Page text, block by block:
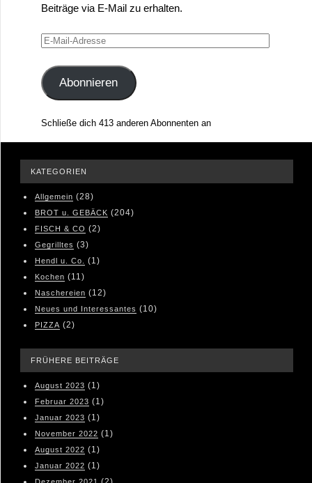
Beiträge via E-Mail zu erhalten.
E-
Adresse
Abonnieren
Schließe dich 413 anderen Abonnenten an
KATEGORIEN
Allgemein (28)
BROT u. GEBÄCK (204)
FISCH & CO (2)
Gegrilltes (3)
Hendl u. Co. (1)
Kochen (11)
Naschereien (12)
Neues und Interessantes (10)
PIZZA (2)
FRÜHERE BEITRÄGE
August 2023 (1)
Februar 2023 (1)
Januar 2023 (1)
November 2022 (1)
August 2022 (1)
Januar 2022 (1)